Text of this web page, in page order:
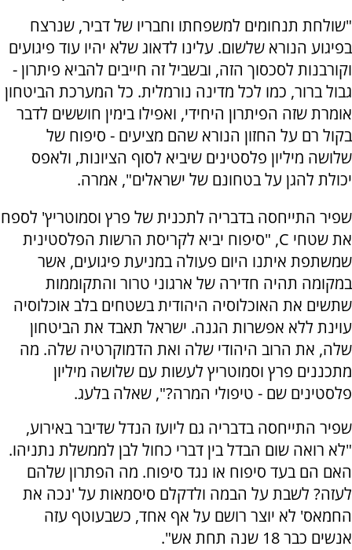
"שולחת תנחומים למשפחתו וחבריו של דביר, שנרצח
בפיגוע הנורא שלשום. עלינו לדאוג שלא יהיו עוד פיגועים
וקורבנות לסכסוך הזה, ובשביל זה חייבים להביא פיתרון -
גבול ברור, כמו לכל מדינה נורמלית. כל המערכת הביטחון
אומרת שזה הפיתרון היחידי, ואפילו בימין חוששים לדבר
בקול רם על החזון הנורא שהם מציעים - סיפוח של
שלושה מיליון פלסטינים שיביא לסוף הציונות, ולאפס
יכולת להגן על בטחונם של ישראלים", אמרה.
שפיר התייחסה בדבריה לתכנית של פרץ וסמוטריץ' לספח
את שטחי C, "סיפוח יביא לקריסת הרשות הפלסטינית
שמשתפת איתנו היום פעולה במניעת פיגועים, אשר
במקומה תהיה חדירה של ארגוני טרור והתקוממות
שתשים את האוכלוסיה היהודית בשטחים בלב אוכלוסיה
עוינת ללא אפשרות הגנה. ישראל תאבד את הביטחון
שלה, את הרוב היהודי שלה ואת הדמוקרטיה שלה. מה
מתכננים פרץ וסמוטריץ לעשות עם שלושה מיליון
פלסטינים שם - טיפולי המרה?", שאלה בלעג.
שפיר התייחסה בדבריה גם ליועז הנדל שדיבר באירוע,
"לא רואה שום הבדל בין דברי כחול לבן לממשלת נתניהו.
האם הם בעד סיפוח או נגד סיפוח. מה הפתרון שלהם
לעזה? לשבת על הבמה ולדקלם סיסמאות על 'נכה את
החמאס' לא יוצר רושם על אף אחד, כשבעוטף עזה
אנשים כבר 18 שנה תחת אש".